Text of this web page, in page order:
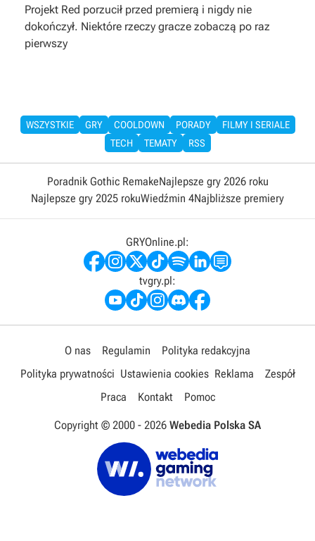
Projekt Red porzucił przed premierą i nigdy nie
dokończył. Niektóre rzeczy gracze zobaczą po raz
pierwszy
WSZYSTKIE GRY COOLDOWN PORADY
FILMY I SERIALE
TECH
TEMATY RSS
Poradnik Gothic RemakeNajlepsze gry 2026 roku
Najlepsze gry 2025 rokuWiedźmin 4Najbliższe premiery
GRYOnline.pl:
tvgry.pl:
O nas Regulamin
Polityka redakcyjna
Polityka prywatności Ustawienia cookies Reklama
Zespół
Praca
Kontakt Pomoc
Copyright © 2000 - 2026 Webedia Polska SA